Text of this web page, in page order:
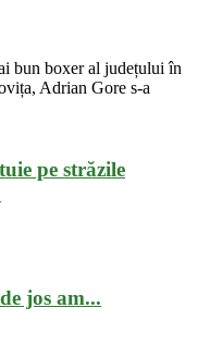
bun boxer al județului în
Adrian Gore s-a
pe străzile
jos am...